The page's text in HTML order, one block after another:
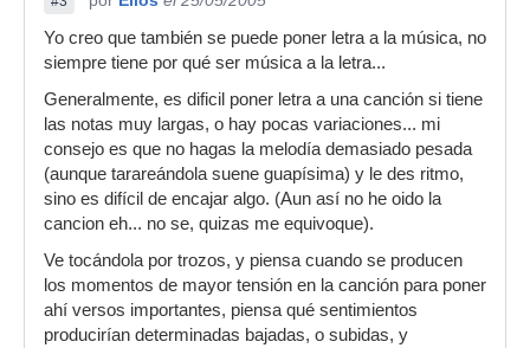
Yo creo que también se puede poner letra a la música, no
siempre tiene por qué ser música a la letra...
Generalmente, es dificil poner letra a una canción si tiene
las notas muy largas, o hay pocas variaciones... mi
consejo es que no hagas la melodía demasiado pesada
(aunque tarareándola suene guapísima) y le des ritmo,
sino es difícil de encajar algo. (Aun así no he oido la
cancion eh... no se, quizas me equivoque).
Ve tocándola por trozos, y piensa cuando se producen
los momentos de mayor tensión en la canción para poner
ahí versos importantes, piensa qué sentimientos
producirían determinadas bajadas, o subidas, y